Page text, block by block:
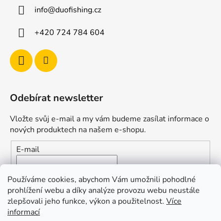
Používáme cookies, abychom Vám umožnili pohodlné
prohlížení webu a díky analýze provozu webu neustále
zlepšovali jeho funkce, výkon a použitelnost. Více
informací
info@duofishing.cz
+420 724 784 604
Odebírat newsletter
Vložte svůj e-mail a my vám budeme zasílat informace o
nových produktech na našem e-shopu.
E-mail
Vložením e-mailu souhlasíte s
podmínkami ochrany
osobních údajů
PŘIHLÁSIT SE